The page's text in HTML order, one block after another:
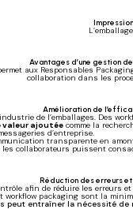
Avantages d’une gestion
aux Responsables
collaboration dans les
Amélioration de
de l’emballages. Des
valeur ajoutée comme la
d’entreprise.
transparente en
les collaborateurs puissent
Réduction des erreurs
afin de réduire les erreurs
workflow packaging sont la
peut entraîner la nécessité